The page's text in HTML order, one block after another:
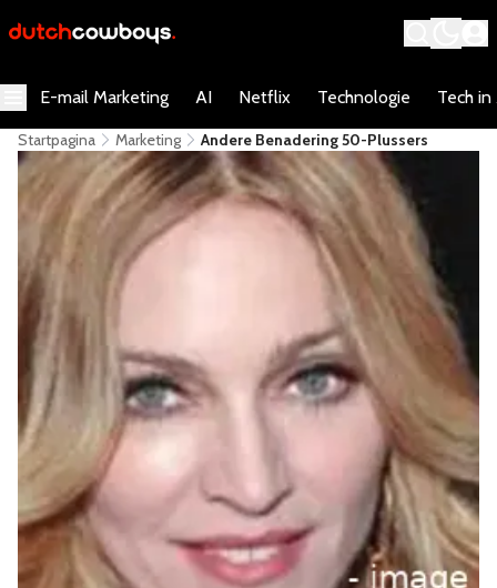
E-mail Marketing AI Netflix Technologie Tech in
Startpagina Marketing Andere Benadering 50-Plussers